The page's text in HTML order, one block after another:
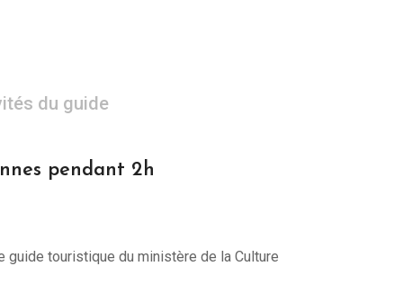
du guide
pendant 2h
touristique du ministère de la Culture